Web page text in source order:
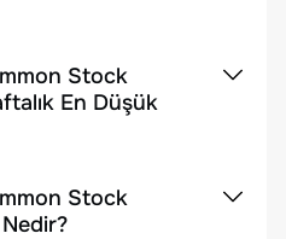
Stock
En Düşük
Stock